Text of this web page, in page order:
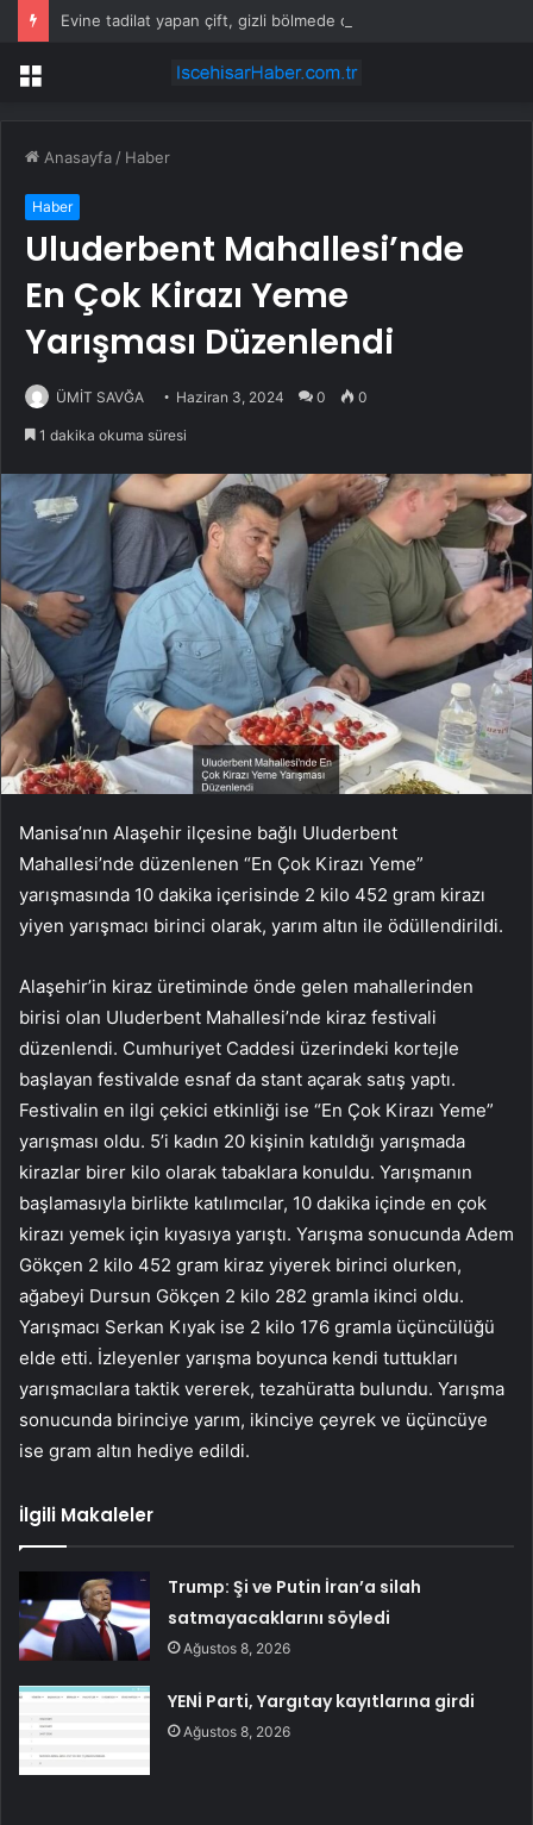
Menü
Anasayfa / Haber
Haber
Uluderbent Mahallesi’nde
En Çok Kirazı Yeme
Yarışması Düzenlendi
ÜMİT SAVĞA Haziran 3, 2024 0 0
1 dakika okuma süresi
Manisa’nın Alaşehir ilçesine bağlı Uluderbent
Mahallesi’nde düzenlenen “En Çok Kirazı Yeme”
yarışmasında 10 dakika içerisinde 2 kilo 452 gram kirazı
yiyen yarışmacı birinci olarak, yarım altın ile ödüllendirildi.
Alaşehir’in kiraz üretiminde önde gelen mahallerinden
birisi olan Uluderbent Mahallesi’nde kiraz festivali
düzenlendi. Cumhuriyet Caddesi üzerindeki kortejle
başlayan festivalde esnaf da stant açarak satış yaptı.
Festivalin en ilgi çekici etkinliği ise “En Çok Kirazı Yeme”
yarışması oldu. 5’i kadın 20 kişinin katıldığı yarışmada
kirazlar birer kilo olarak tabaklara konuldu. Yarışmanın
başlamasıyla birlikte katılımcılar, 10 dakika içinde en çok
kirazı yemek için kıyasıya yarıştı. Yarışma sonucunda Adem
Gökçen 2 kilo 452 gram kiraz yiyerek birinci olurken,
ağabeyi Dursun Gökçen 2 kilo 282 gramla ikinci oldu.
Yarışmacı Serkan Kıyak ise 2 kilo 176 gramla üçüncülüğü
elde etti. İzleyenler yarışma boyunca kendi tuttukları
yarışmacılara taktik vererek, tezahüratta bulundu. Yarışma
sonucunda birinciye yarım, ikinciye çeyrek ve üçüncüye
ise gram altın hediye edildi.
İlgili Makaleler
Trump: Şi ve Putin İran’a silah
satmayacaklarını söyledi
Ağustos 8, 2026
YENİ Parti, Yargıtay kayıtlarına girdi
Ağustos 8, 2026